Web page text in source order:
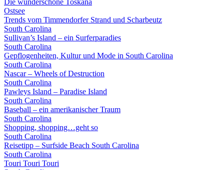
Die wunderschöne Toskana
Ostsee
Trends vom Timmendorfer Strand und Scharbeutz
South Carolina
Sullivan’s Island – ein Surferparadies
South Carolina
Gepflogenheiten, Kultur und Mode in South Carolina
South Carolina
Nascar – Wheels of Destruction
South Carolina
Pawleys Island – Paradise Island
South Carolina
Baseball – ein amerikanischer Traum
South Carolina
Shopping, shopping…geht so
South Carolina
Reisetipp – Surfside Beach South Carolina
South Carolina
Touri Touri Touri